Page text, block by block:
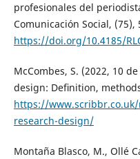
profesionales del
Comunicación Social, (75),
https://doi.org/10.4185/
McCombes, S. (2022, 10
design: Deﬁnition,
https://
research-design/
Montaña Blasco, M., Ollé